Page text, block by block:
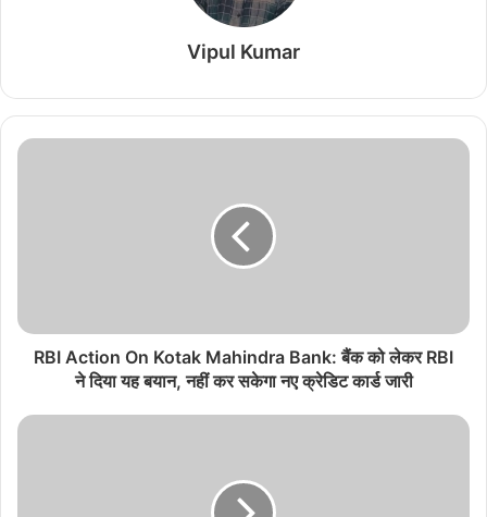
Vipul Kumar
RBI Action On Kotak Mahindra Bank: बैंक को लेकर RBI
ने दिया यह बयान, नहीं कर सकेगा नए क्रेडिट कार्ड जारी